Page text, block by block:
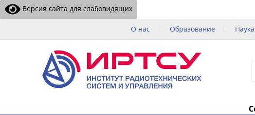
Версия сайта для слабовидящих
О нас Образование Наука